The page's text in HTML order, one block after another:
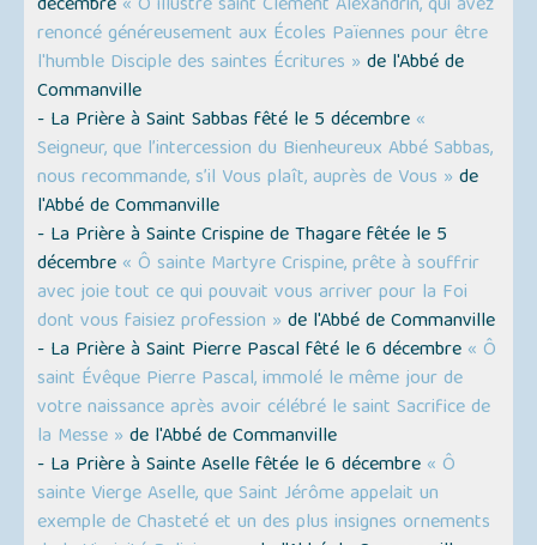
renoncé généreusement aux Écoles Païennes pour être
l'humble Disciple des saintes Écritures » de l'Abbé de
Commanville
- La Prière à Saint Sabbas fêté le 5 décembre «
Seigneur, que l’intercession du Bienheureux Abbé Sabbas,
nous recommande, s’il Vous plaît, auprès de Vous » de
l'Abbé de Commanville
- La Prière à Sainte Crispine de Thagare fêtée le 5
décembre « Ô sainte Martyre Crispine, prête à souffrir
avec joie tout ce qui pouvait vous arriver pour la Foi
dont vous faisiez profession » de l'Abbé de Commanville
- La Prière à Saint Pierre Pascal fêté le 6 décembre « Ô
saint Évêque Pierre Pascal, immolé le même jour de
votre naissance après avoir célébré le saint Sacrifice de
la Messe » de l'Abbé de Commanville
- La Prière à Sainte Aselle fêtée le 6 décembre « Ô
sainte Vierge Aselle, que Saint Jérôme appelait un
exemple de Chasteté et un des plus insignes ornements